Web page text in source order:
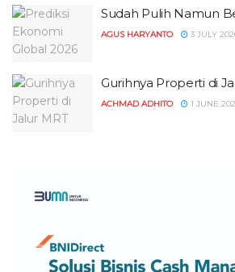
Sudah Pulih Namun
AGUS HARYANTO 3 JULY
Gurihnya Properti di
ACHMAD ADHITO 1 JUNE